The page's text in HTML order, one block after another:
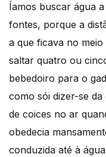
Íamos buscar água
fontes, porque a
a que ficava no
saltar quatro ou
bebedoiro para o
como sói dizer-se da
de coices no ar
obedecia
conduzida até à